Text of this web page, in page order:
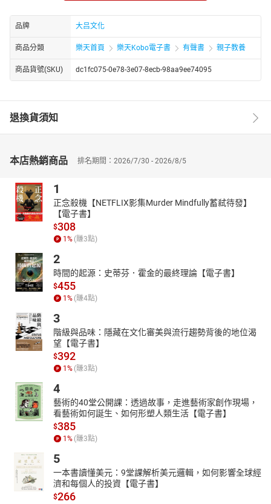
格”。
品牌 大吕文化
商品分類 樂天首頁 樂天Kobo電子書 有聲書 親子教養
商品貨號(SKU) dc1fc075-0e78-3e07-8ecb-98aa9ee74095
退換貨須知
本店熱銷商品 排名期間：2026/7/30 - 2026/8/5
1
正念殺機【NETFLIX影集Murder Mindfully蓄弒待發】
【電子書】
$308
1 % (賺3點)
2
時間的起源：史蒂芬．霍金的最終理論【電子書】
$455
1 % (賺4點)
3
階級與品味：隱藏在文化審美與流行趨勢背後的地位渴
望【電子書】
$392
1 % (賺3點)
4
藝術的40堂公開課：透過故事，走進藝術家創作現場，
看藝術如何誕生、如何形塑人類生活【電子書】
$385
1 % (賺3點)
5
一本書讀懂美元：9堂課解析美元邏輯，如何影響全球經
濟和每個人的投資【電子書】
$266